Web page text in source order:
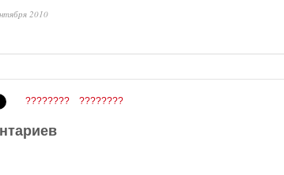
2010
???????? ????????